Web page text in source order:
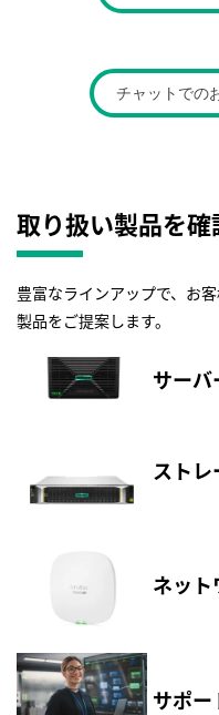
チャットでの
取り扱い製品を確
豊富なラインアップで、お
製品をご提案します。
サーバ
ストレ
ネット
サポー